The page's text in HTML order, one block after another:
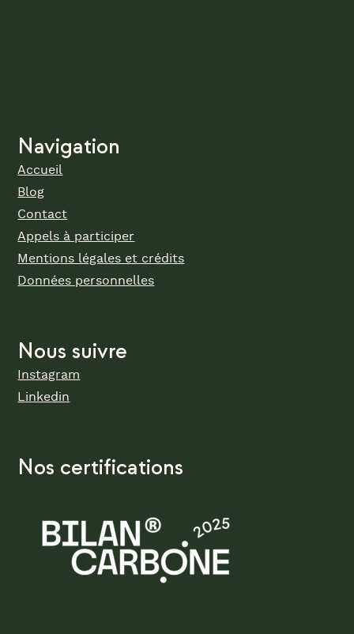
Navigation
Accueil
Blog
Contact
Appels à participer
Mentions légales et crédits
Données personnelles
Nous suivre
Instagram
Linkedin
Nos certifications